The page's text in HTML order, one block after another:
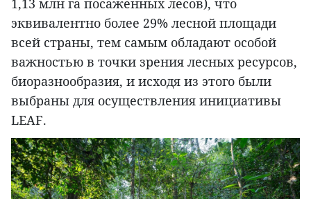
1,13 млн га посаженных лесов), что
эквивалентно более 29% лесной площади
всей страны, тем самым обладают особой
важностью в точки зрения лесных ресурсов,
биоразнообразия, и исходя из этого были
выбраны для осуществления инициативы
LEAF.